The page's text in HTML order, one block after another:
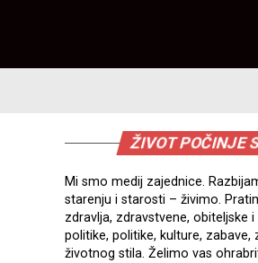
ŽIVOT POČINJE
Mi smo medij zajednice.
starenju i starosti – živimo.
zdravlja, zdravstvene, obiteljske
politike, politike, kulture, zabave,
životnog stila. Želimo vas